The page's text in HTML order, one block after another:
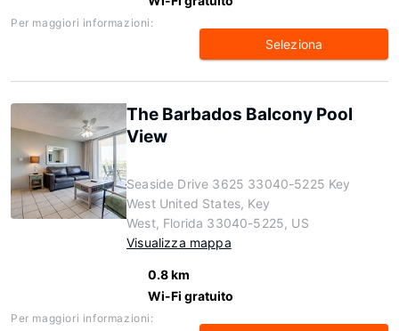
Per maggiori informazioni:
Seleziona
The Barbados Balcony Pool
View
Seaside Drive 3625 33040-5225 Key
West United States, Key
West, Florida 33040-5225, US
Visualizza mappa
0.8 km
Wi-Fi gratuito
Per maggiori informazioni: